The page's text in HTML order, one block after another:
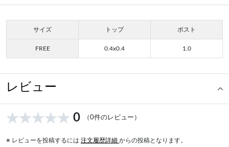
サイズ トップ ポスト
FREE 0.4x0.4 1.0
レビュー
0 （0件のレビュー）
※ レビューを投稿するには 注文履歴詳細 からの投稿となります。